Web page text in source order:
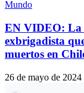
Mundo
EN VIDEO: La
exbrigadista
muertos en
26 de mayo de 2024